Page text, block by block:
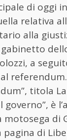
di oggi
relativa
alla
a
referendum.
titola
è
motosega di
pagina di